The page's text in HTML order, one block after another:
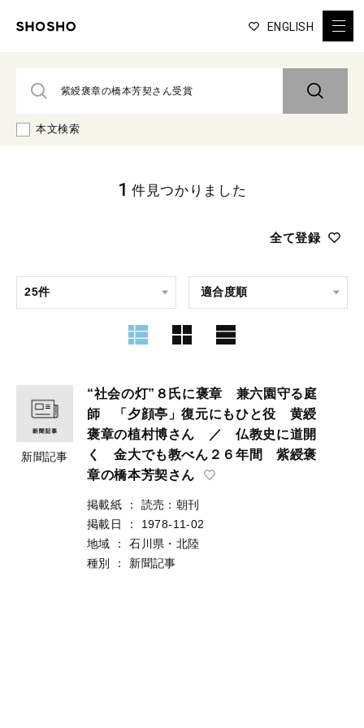
ENGLISH
本文検索
全て登録
1 件見つかりました
新聞記事
“社会の灯”８氏に褒章 兼六園守る庭
師 「夕顔亭」復元にもひと役 黄綬
褒章の植村博さん ／ 仏教史に道開
く 金大でも教べん２６年間 紫綬褒
章の橋本芳契さん
掲載紙 ：
読売：朝刊
掲載日
：
1978-11-02
地域
：
石川県・北陸
種別
： 新聞記事